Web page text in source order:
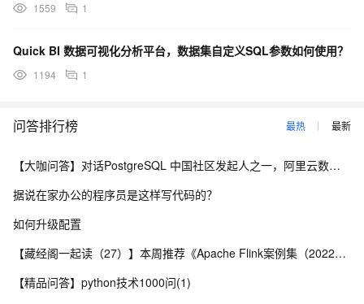
1559 1
Quick BI 数据可视化分析平台，数据集自定义SQL参数如何使用？
1194 1
问答排行榜 最热 最新
【大咖问答】对话PostgreSQL 中国社区发起人之一，阿里云数据库高级专家 德哥
据说在家办公的程序员是这样写代码的？
如何升级配置
【藏经阁一起读（27）】本周推荐《Apache Flink案例集（2022版）》，你有哪些心得？
【精品问答】python技术1000问(1)